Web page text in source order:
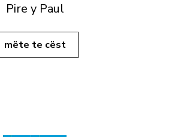
Pire y Paul
mëte te cëst